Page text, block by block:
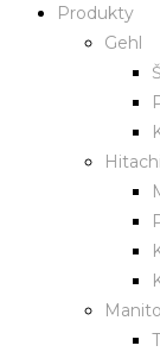
Produkty
Gehl
Hitachi